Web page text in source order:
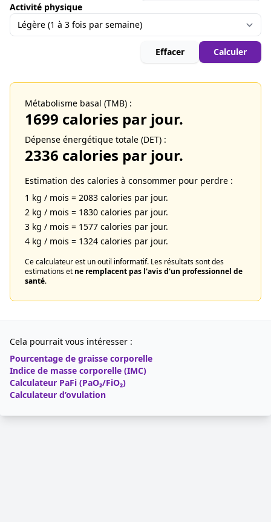
Activité physique
Effacer Calculer
Métabolisme basal (TMB) :
1699 calories par jour.
Dépense énergétique totale (DET) :
2336 calories par jour.
Estimation des calories à consommer pour perdre :
1 kg / mois = 2083 calories par jour.
2 kg / mois = 1830 calories par jour.
3 kg / mois = 1577 calories par jour.
4 kg / mois = 1324 calories par jour.
Ce calculateur est un outil informatif. Les résultats sont des
estimations et ne remplacent pas l'avis d'un professionnel de
santé.
Cela pourrait vous intéresser :
Pourcentage de graisse corporelle
Indice de masse corporelle (IMC)
Calculateur PaFi (PaO₂/FiO₂)
Calculateur d’ovulation